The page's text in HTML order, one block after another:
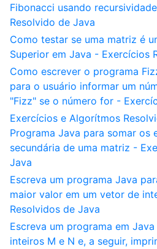
Fibonacci usando
Resolvido de Java
Como testar se uma matriz é
Superior em Java - Exercícios
Como escrever o programa
para o usuário informar um
"Fizz" se o número for -
Exercícios e Algorítmos
Programa Java para somar os
secundária de uma matriz -
Java
Escreva um programa Java
maior valor em um vetor de
Resolvidos de Java
Escreva um programa em
inteiros M e N e, a seguir,